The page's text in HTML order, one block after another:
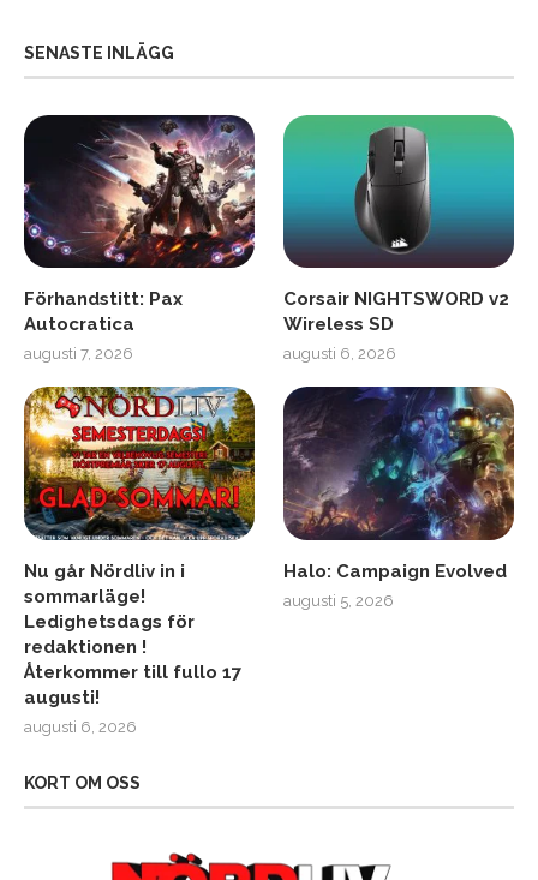
SENASTE INLÄGG
Förhandstitt: Pax
Autocratica
augusti 7, 2026
Corsair NIGHTSWORD v2
Wireless SD
augusti 6, 2026
Nu går Nördliv in i
sommarläge!
Ledighetsdags för
redaktionen !
Återkommer till fullo 17
augusti!
augusti 6, 2026
Halo: Campaign Evolved
augusti 5, 2026
KORT OM OSS